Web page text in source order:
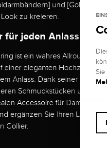
und
zu kreieren.
für jeden Anlass
ist ein wahres Allround-
eleganten Hochzeit – der
Anlass. Dank seiner tricolor
Schmuckstücken und
Accessoire für Damen
ergänzen Sie Ihren Look
Collier.
Sie